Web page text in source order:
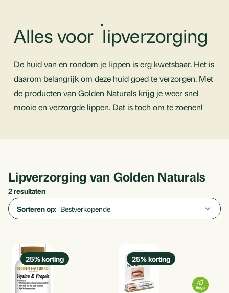
Alles voor lipverzorging
De huid van en rondom je lippen is erg kwetsbaar. Het is
daarom belangrijk om deze huid goed te verzorgen. Met
de producten van Golden Naturals krijg je weer snel
mooie en verzorgde lippen. Dat is toch om te zoenen!
Lipverzorging van Golden Naturals
2 resultaten
Sorteren op:
25% korting 25% korting